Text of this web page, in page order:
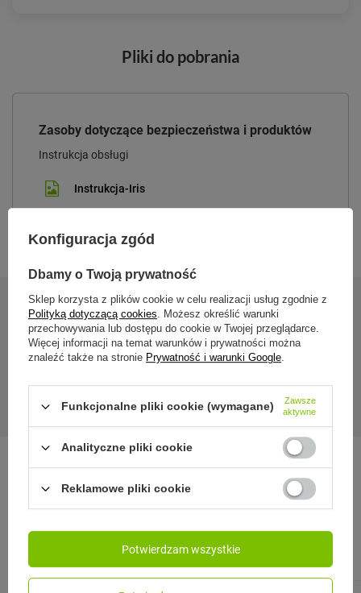
Pliki do pobrania
Zasoby dotyczące bezpieczeństwa i produktów
Instrukcja obsługi
Instrukcja-Iris
24 miesiące gwarancji
Gwarancja 24 miesiące od dnia zakupu. Wymagany dowód
zakupu do reklamacji.
Zobacz również:
Konfiguracja zgód
Dbamy o Twoją prywatność
Sklep korzysta z plików cookie w celu realizacji usług zgodnie z
Polityką dotyczącą cookies. Możesz określić warunki
przechowywania lub dostępu do cookie w Twojej przeglądarce.
Więcej informacji na temat warunków i prywatności można
znaleźć także na stronie Prywatność i warunki Google.
Funkcjonalne pliki cookie (wymagane)
Zawsze
aktywne
Analityczne pliki cookie
Reklamowe pliki cookie
Potwierdzam wszystkie